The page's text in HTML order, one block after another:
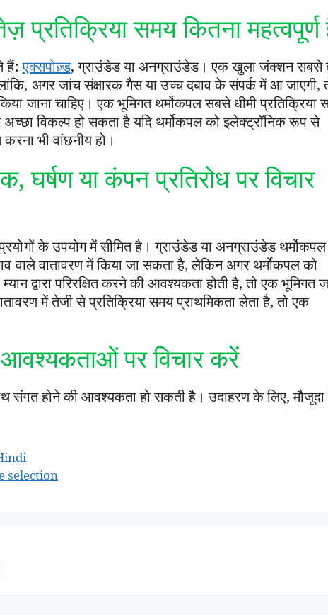
प्रतिक्रिया समय कितना महत्वपूर्ण
हैं:एक्सपोज़्ड, ग्राउंडेड या अनग्राउंडेड। एक खुला जंक्शन
अगर जांच संक्षारक गैस या उच्च दबाव के संपर्क में आ जाएगी,
जाना चाहिए। एक भूमिगत थर्मोकपल सबसे धीमी प्रतिक्रिया
विकल्प हो सकता है यदि थर्मोकपल को इलेक्ट्रॉनिक रूप से
करना भी वांछनीय हो।
घर्षण या कंपन प्रतिरोध पर विचार
के उपयोग में सीमित है। ग्राउंडेड या अनग्राउंडेड थर्मोकपल
वाले वातावरण में किया जा सकता है, लेकिन अगर थर्मोकपल को
द्वारा परिरक्षित करने की आवश्यकता होती है, तो एक भूमिगत
में तेजी से प्रतिक्रिया समय प्राथमिकता लेता है, तो एक
आवश्यकताओं पर विचार करें
संगत होने की आवश्यकता हो सकती है। उदाहरण के लिए,
selection